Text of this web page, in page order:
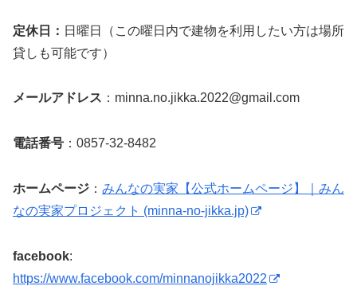
定休日： 日曜日（この曜日内で建物を利用したい方は場所
貸しも可能です）
メールアドレス ：minna.no.jikka.2022@gmail.com
電話番号 ：0857-32-8482
ホームページ ： みんなの実家【公式ホームページ】｜みん
なの実家プロジェクト (minna-no-jikka.jp)
facebook:
https://www.facebook.com/minnanojikka2022